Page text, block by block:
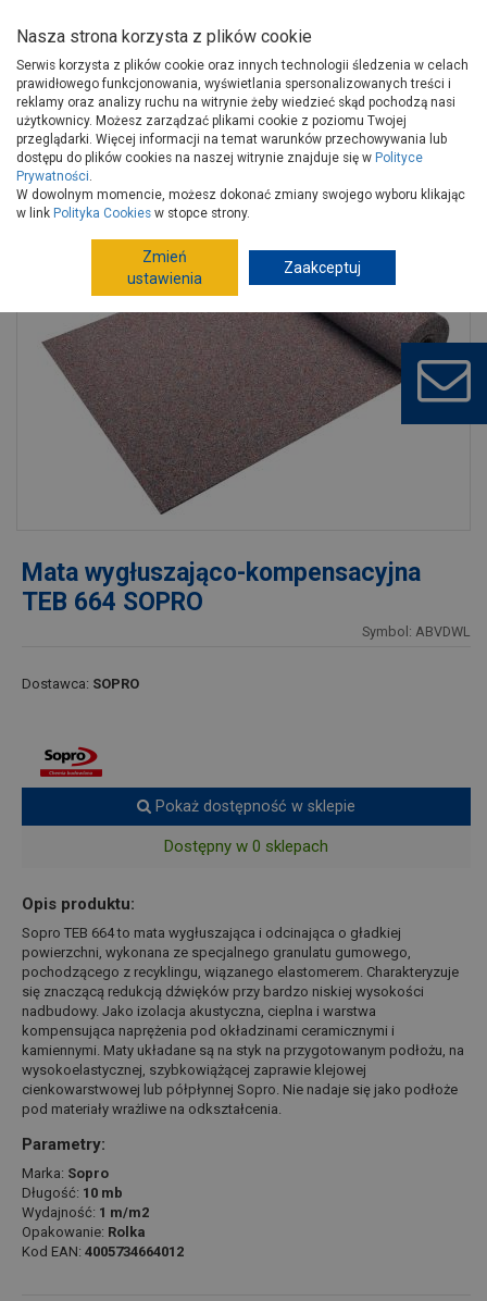
Strona główna Budowa i remont
Chemia budowlana
Zaprawy budowlane
Jastrychy, podkłady podłogowe
Mata wygłuszająco-kompensacyjna TEB 664 SOPRO
Mata wygłuszająco-kompensacyjna
TEB 664 SOPRO
Symbol: ABVDWL
Dostawca: SOPRO
Pokaż dostępność w sklepie
Dostępny w 0 sklepach
Opis produktu:
Sopro TEB 664 to mata wygłuszająca i odcinająca o gładkiej
powierzchni, wykonana ze specjalnego granulatu gumowego,
pochodzącego z recyklingu, wiązanego elastomerem. Charakteryzuje
się znaczącą redukcją dźwięków przy bardzo niskiej wysokości
nadbudowy. Jako izolacja akustyczna, cieplna i warstwa
kompensująca naprężenia pod okładzinami ceramicznymi i
kamiennymi. Maty układane są na styk na przygotowanym podłożu, na
wysokoelastycznej, szybkowiążącej zaprawie klejowej
cienkowarstwowej lub półpłynnej Sopro. Nie nadaje się jako podłoże
pod materiały wrażliwe na odkształcenia.
Parametry:
Marka: Sopro
Długość: 10 mb
Wydajność: 1 m/m2
Opakowanie: Rolka
Kod EAN: 4005734664012
Nasza strona korzysta z plików cookie
Serwis korzysta z plików cookie oraz innych technologii śledzenia w celach
prawidłowego funkcjonowania, wyświetlania spersonalizowanych treści i
reklamy oraz analizy ruchu na witrynie żeby wiedzieć skąd pochodzą nasi
użytkownicy. Możesz zarządzać plikami cookie z poziomu Twojej
przeglądarki. Więcej informacji na temat warunków przechowywania lub
dostępu do plików cookies na naszej witrynie znajduje się w Polityce
Prywatności.
W dowolnym momencie, możesz dokonać zmiany swojego wyboru klikając
w link Polityka Cookies w stopce strony.
Zmień
ustawienia
Zaakceptuj